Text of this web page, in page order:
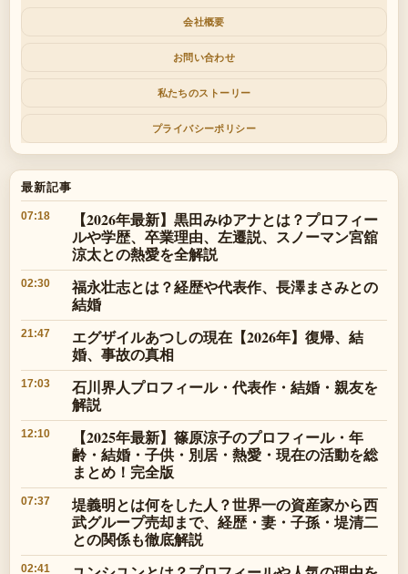
会社概要
お問い合わせ
私たちのストーリー
プライバシーポリシー
最新記事
07:18
【2026年最新】黒田みゆアナとは？プロフィー
ルや学歴、卒業理由、左遷説、スノーマン宮舘
涼太との熱愛を全解説
02:30
福永壮志とは？経歴や代表作、長澤まさみとの
結婚
21:47
エグザイルあつしの現在【2026年】復帰、結
婚、事故の真相
17:03
石川界人プロフィール・代表作・結婚・親友を
解説
12:10
【2025年最新】篠原涼子のプロフィール・年
齢・結婚・子供・別居・熱愛・現在の活動を総
まとめ！完全版
07:37
堤義明とは何をした人？世界一の資産家から西
武グループ売却まで、経歴・妻・子孫・堤清二
との関係も徹底解説
02:41